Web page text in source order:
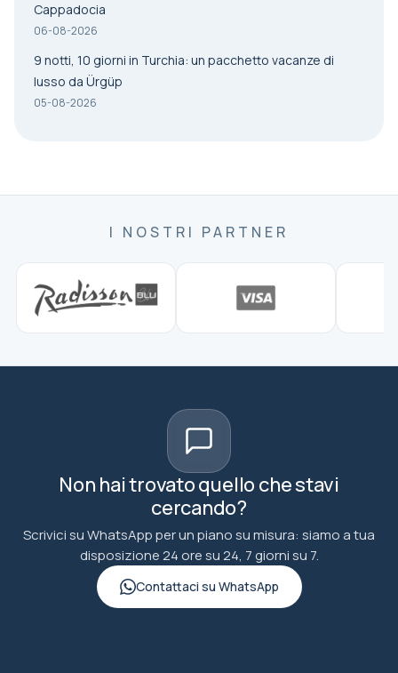
Cappadocia
06-08-2026
9 notti, 10 giorni in Turchia: un pacchetto vacanze di
lusso da Ürgüp
05-08-2026
I NOSTRI PARTNER
Non hai trovato quello che stavi
cercando?
Scrivici su WhatsApp per un piano su misura: siamo a tua
disposizione 24 ore su 24, 7 giorni su 7.
Contattaci su WhatsApp